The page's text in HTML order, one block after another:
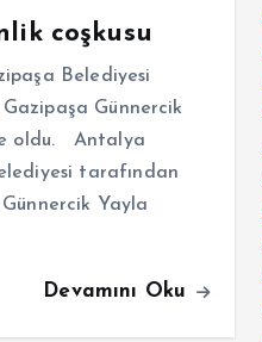
coşkusu
Belediyesi
Günnercik
oldu. Antalya
tarafından
Yayla
Devamını Oku